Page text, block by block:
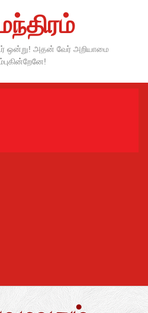
ஒன்று! அதன் வேர் அறியாமை